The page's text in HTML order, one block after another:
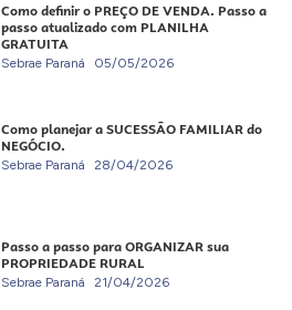
Como definir o PREÇO DE VENDA. Passo a
passo atualizado com PLANILHA
GRATUITA
Sebrae Paraná 05/05/2026
Como planejar a SUCESSÃO FAMILIAR do
NEGÓCIO.
Sebrae Paraná 28/04/2026
Passo a passo para ORGANIZAR sua
PROPRIEDADE RURAL
Sebrae Paraná 21/04/2026